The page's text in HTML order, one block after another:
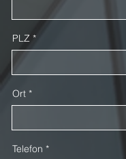
PLZ
Ort
Telefon